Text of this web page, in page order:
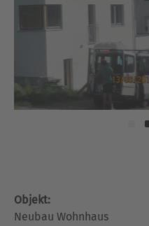
Objekt:
Neubau Wohnhaus